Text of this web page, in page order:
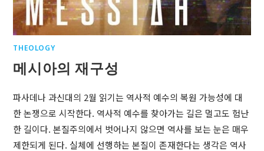
THEOLOGY
메시아의 재구성
파사데나 과신대의 2월 읽기는 역사적 예수의 복원 가능성에 대
한 논쟁으로 시작한다. 역사적 예수를 찾아가는 길은 멀고도 험난
한 길이다. 본질주의에서 벗어나지 않으면 역사를 보는 눈은 매우
제한되게 된다. 실체에 선행하는 본질이 존재한다는 생각은 역사